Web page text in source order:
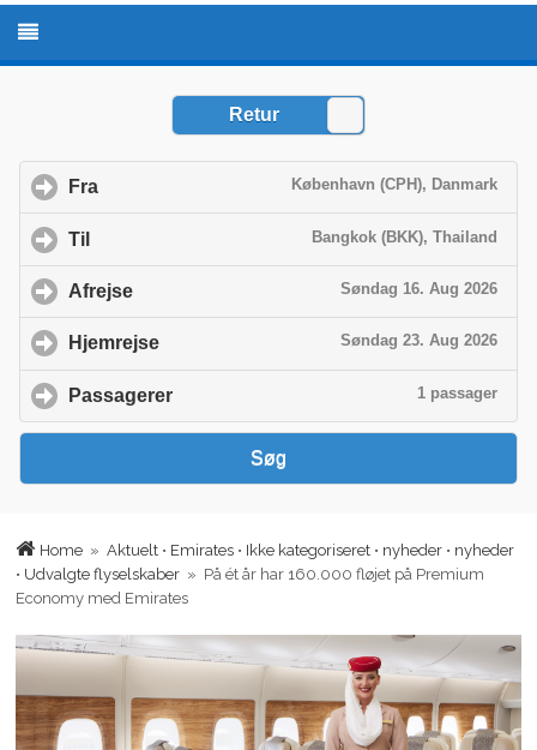
Home »Aktuelt • Emirates • Ikke kategoriseret • nyheder • nyheder
• Udvalgte flyselskaber » På ét år har 160.000 fløjet på Premium
Economy med Emirates